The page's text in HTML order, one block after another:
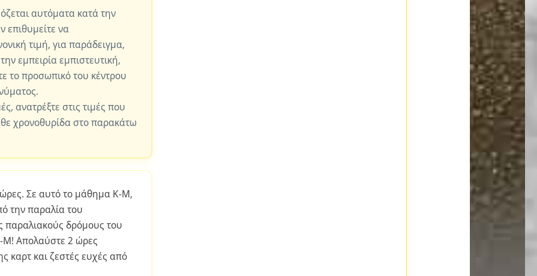
αυτόματα κατά την
επιθυμείτε να
τιμή, για παράδειγμα,
εμπειρία εμπιστευτική,
το προσωπικό του κέντρου
ανατρέξτε στις τιμές που
χρονοθυρίδα στο παρακάτω
Σε αυτό το μάθημα K-M,
την παραλία του
παραλιακούς δρόμους του
M! Απολαύστε 2 ώρες
καρτ και ζεστές ευχές από